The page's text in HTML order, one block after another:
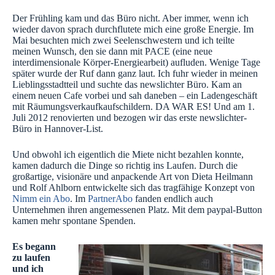
Der Frühling kam und das Büro nicht. Aber immer, wenn ich
wieder davon sprach durchflutete mich eine große Energie. Im
Mai besuchten mich zwei Seelenschwestern und ich teilte
meinen Wunsch, den sie dann mit PACE (eine neue
interdimensionale Körper-Energiearbeit) aufluden. Wenige Tage
später wurde der Ruf dann ganz laut. Ich fuhr wieder in meinen
Lieblingsstadtteil und suchte das newslichter Büro. Kam an
einem neuen Cafe vorbei und sah daneben – ein Ladengeschäft
mit Räumungsverkaufkaufschildern. DA WAR ES! Und am 1.
Juli 2012 renovierten und bezogen wir das erste newslichter-
Büro in Hannover-List.
Und obwohl ich eigentlich die Miete nicht bezahlen konnte,
kamen dadurch die Dinge so richtig ins Laufen. Durch die
großartige, visionäre und anpackende Art von Dieta Heilmann
und Rolf Ahlborn entwickelte sich das tragfähige Konzept von
Nimm ein Abo. Im PartnerAbo fanden endlich auch
Unternehmen ihren angemessenen Platz. Mit dem paypal-Button
kamen mehr spontane Spenden.
Es begann
zu laufen
und ich